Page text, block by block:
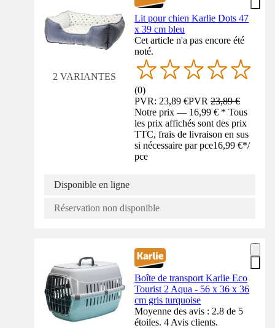
2 VARIANTES
Lit pour chien Karlie Dots 47
x 39 cm bleu
Cet article n'a pas encore été
noté.
(0)
PVR: 23,89 €PVR23,89 €
Notre prix — 16,99 € * Tous
les prix affichés sont des prix
TTC, frais de livraison en sus
si nécessaire par pce16,99 €*/
pce
Disponible en ligne
Réservation non disponible
Boîte de transport Karlie Eco
Tourist 2 Aqua - 56 x 36 x 36
cm gris turquoise
Moyenne des avis : 2.8 de 5
étoiles. 4 Avis clients.